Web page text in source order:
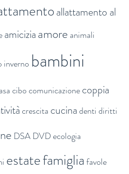
allattamento al
amiciziaamore animali
inverno bambini
cibocomunicazionecoppia
crescita cucinadentidiritti
DSA DVDecologia
estatefamigliafavole